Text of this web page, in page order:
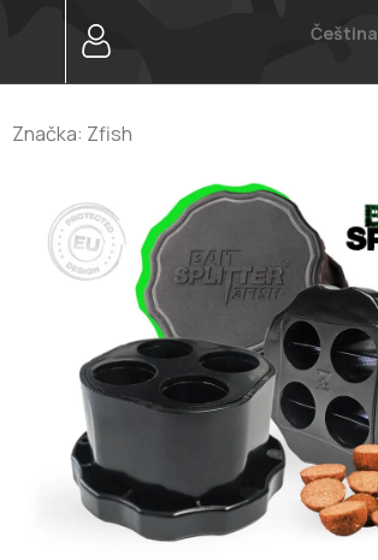
Čeština
Značka: Zfish